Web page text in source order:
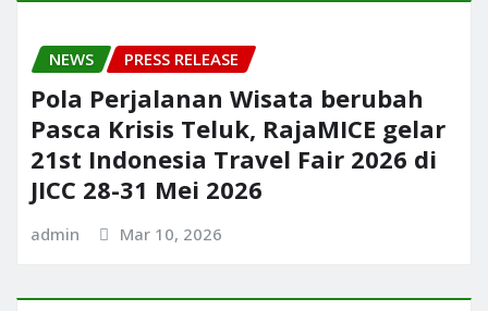
NEWS PRESS RELEASE
Pola Perjalanan Wisata berubah
Pasca Krisis Teluk, RajaMICE gelar
21st Indonesia Travel Fair 2026 di
JICC 28-31 Mei 2026
admin Mar 10, 2026